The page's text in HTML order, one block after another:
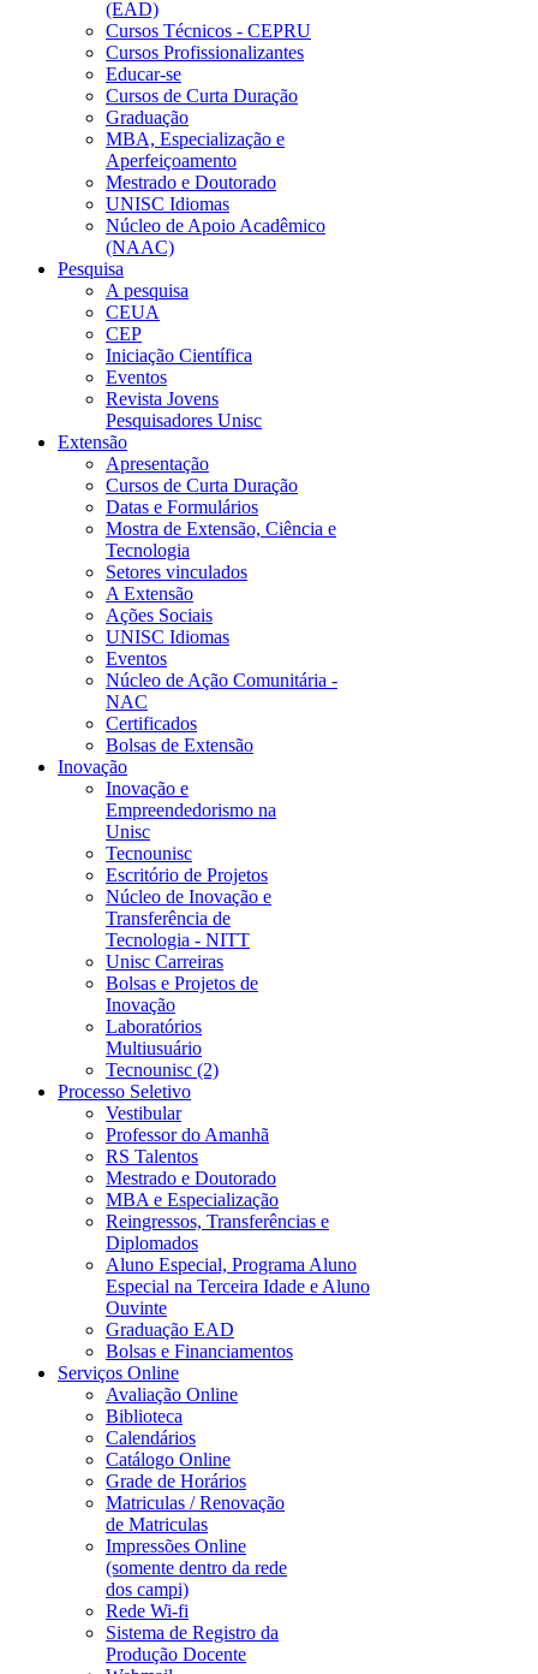
(EAD)
Cursos Técnicos - CEPRU
Cursos Profissionalizantes
Educar-se
Cursos de Curta Duração
Graduação
MBA, Especialização e
Aperfeiçoamento
Mestrado e Doutorado
UNISC Idiomas
Núcleo de Apoio Acadêmico
(NAAC)
Pesquisa
A pesquisa
CEUA
CEP
Iniciação Científica
Eventos
Revista Jovens
Pesquisadores Unisc
Extensão
Apresentação
Cursos de Curta Duração
Datas e Formulários
Mostra de Extensão, Ciência e
Tecnologia
Setores vinculados
A Extensão
Ações Sociais
UNISC Idiomas
Eventos
Núcleo de Ação Comunitária -
NAC
Certificados
Bolsas de Extensão
Inovação
Inovação e
Empreendedorismo na
Unisc
Tecnounisc
Escritório de Projetos
Núcleo de Inovação e
Transferência de
Tecnologia - NITT
Unisc Carreiras
Bolsas e Projetos de
Inovação
Laboratórios
Multiusuário
Tecnounisc (2)
Processo Seletivo
Vestibular
Professor do Amanhã
RS Talentos
Mestrado e Doutorado
MBA e Especialização
Reingressos, Transferências e
Diplomados
Aluno Especial, Programa Aluno
Especial na Terceira Idade e Aluno
Ouvinte
Graduação EAD
Bolsas e Financiamentos
Serviços Online
Avaliação Online
Biblioteca
Calendários
Catálogo Online
Grade de Horários
Matriculas / Renovação
de Matriculas
Impressões Online
(somente dentro da rede
dos campi)
Rede Wi-fi
Sistema de Registro da
Produção Docente